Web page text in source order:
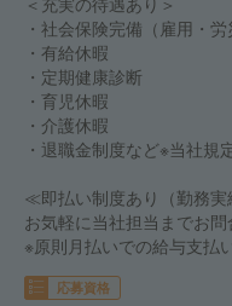
・社会保険完備（雇用・
・有給休暇
・定期健康診断
・育児休暇
・介護休暇
・退職金制度など※当社規
≪即払い制度あり（勤務
お気軽に当社担当までお問
※原則月払いでの給与支払
応募資格